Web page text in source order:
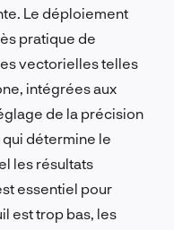
Le déploiement
pratique de
vectorielles telles
intégrées aux
de la précision
détermine le
les résultats
essentiel pour
est trop bas, les